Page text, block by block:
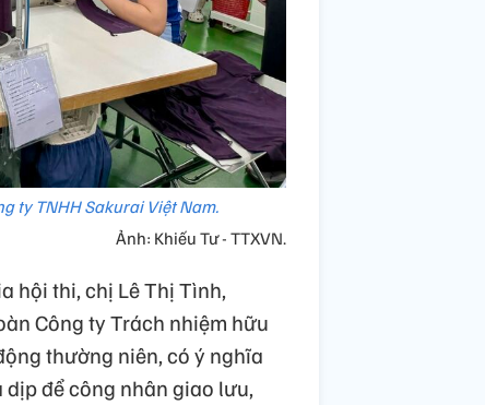
ty TNHH Sakurai Việt Nam.
Ảnh: Khiếu Tư - TTXVN.
hội thi, chị Lê Thị Tình,
Công ty Trách nhiệm hữu
thường niên, có ý nghĩa
để công nhân giao lưu,